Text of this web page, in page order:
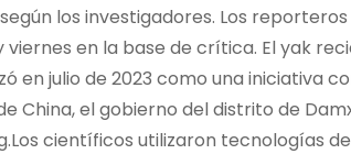
los investigadores. Los
en la base de crítica. El yak
en julio de 2023 como una iniciativa
China, el gobierno del distrito de
científicos utilizaron tecnologías